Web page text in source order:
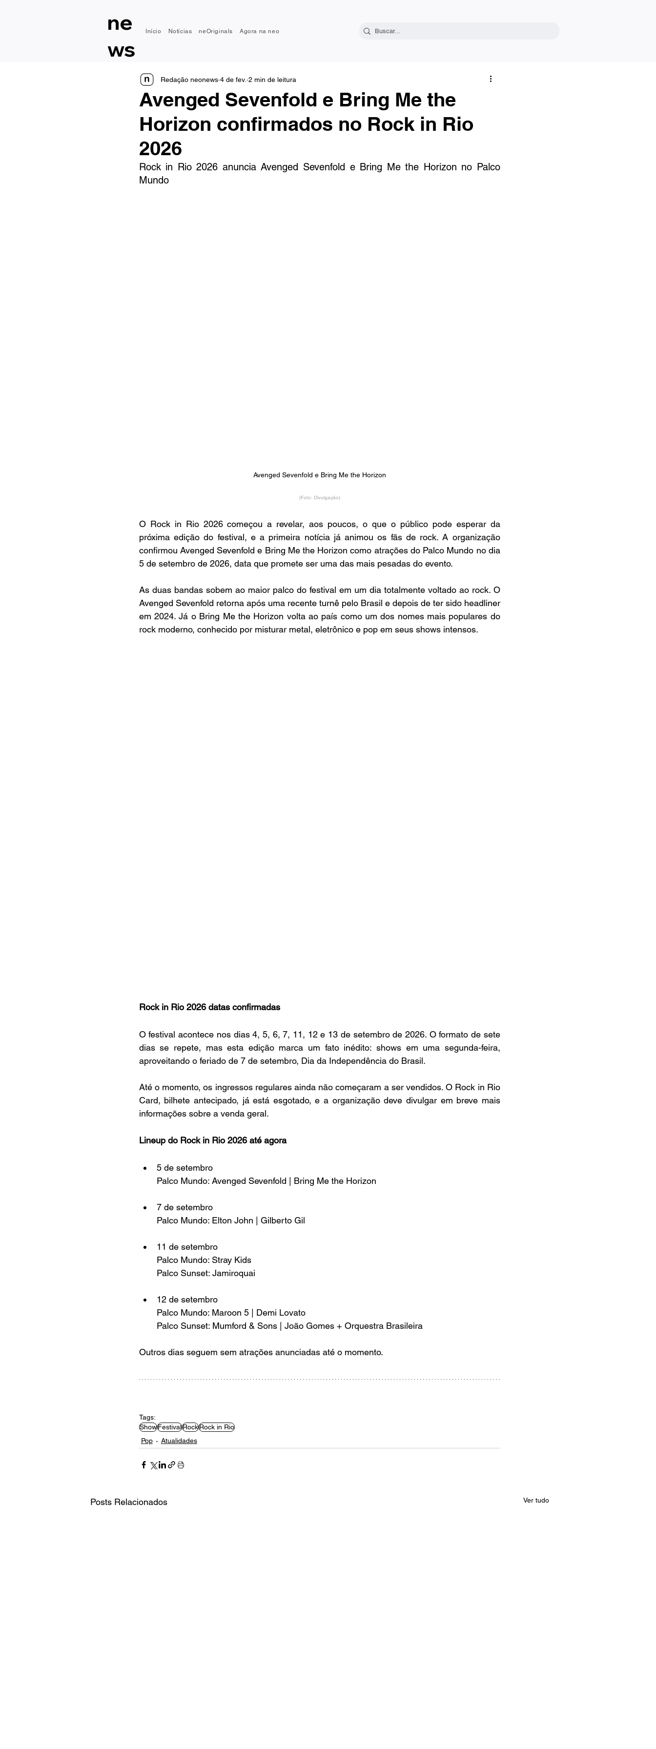
ne
ws
Início Notícias neOriginals Agora na neo
Avenged Sevenfold e Bring Me the
Horizon confirmados no Rock in Rio
2026
Redação neonews 4 de fev. 2 min de leitura
Rock in Rio 2026 anuncia Avenged Sevenfold e Bring Me the Horizon no Palco
Mundo
Avenged Sevenfold e Bring Me the Horizon
(Foto: Divulgação)
O Rock in Rio 2026 começou a revelar, aos poucos, o que o público pode esperar da
próxima edição do festival, e a primeira notícia já animou os fãs de rock. A organização
confirmou Avenged Sevenfold e Bring Me the Horizon como atrações do Palco Mundo no dia
5 de setembro de 2026, data que promete ser uma das mais pesadas do evento.
As duas bandas sobem ao maior palco do festival em um dia totalmente voltado ao rock. O
Avenged Sevenfold retorna após uma recente turnê pelo Brasil e depois de ter sido headliner
em 2024. Já o Bring Me the Horizon volta ao país como um dos nomes mais populares do
rock moderno, conhecido por misturar metal, eletrônico e pop em seus shows intensos.
Rock in Rio 2026 datas confirmadas
O festival acontece nos dias 4, 5, 6, 7, 11, 12 e 13 de setembro de 2026. O formato de sete
dias se repete, mas esta edição marca um fato inédito: shows em uma segunda-feira,
aproveitando o feriado de 7 de setembro, Dia da Independência do Brasil.
Até o momento, os ingressos regulares ainda não começaram a ser vendidos. O Rock in Rio
Card, bilhete antecipado, já está esgotado, e a organização deve divulgar em breve mais
informações sobre a venda geral.
Lineup do Rock in Rio 2026 até agora
5 de setembro
Palco Mundo: Avenged Sevenfold | Bring Me the Horizon
7 de setembro
Palco Mundo: Elton John | Gilberto Gil
11 de setembro
Palco Mundo: Stray Kids
Palco Sunset: Jamiroquai
12 de setembro
Palco Mundo: Maroon 5 | Demi Lovato
Palco Sunset: Mumford & Sons | João Gomes + Orquestra Brasileira
Outros dias seguem sem atrações anunciadas até o momento.
Tags:
ShowFestivalRockRock in Rio
Pop
Atualidades
Posts Relacionados Ver tudo